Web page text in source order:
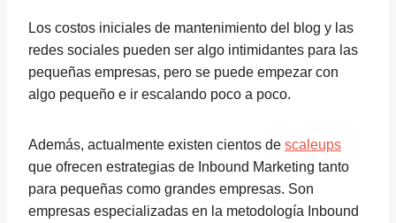
Los costos iniciales de mantenimiento del blog y las
redes sociales pueden ser algo intimidantes para las
pequeñas empresas, pero se puede empezar con
algo pequeño e ir escalando poco a poco.
Además, actualmente existen cientos de scaleups
que ofrecen estrategias de Inbound Marketing tanto
para pequeñas como grandes empresas. Son
empresas especializadas en la metodología Inbound